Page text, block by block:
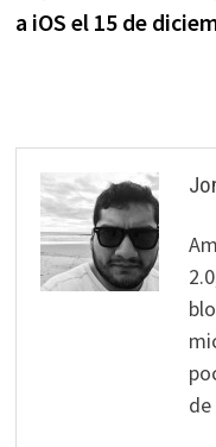
a iOS el 15 de
de